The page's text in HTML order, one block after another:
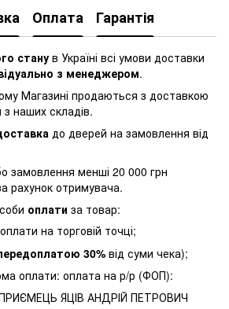
Оплата Гарантія
стану в Україні всі умови доставки
з менеджером.
Магазині продаються з доставкою
наших складів.
до дверей на замовлення від
замовлення менші 20 000 грн
рахунок отримувача.
оплати за товар:
на торговій точці;
30% від суми чека);
оплати: оплата на р/р (ФОП):
ЯЦІВ АНДРІЙ ПЕТРОВИЧ